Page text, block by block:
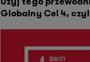
Globalny Cel 4,